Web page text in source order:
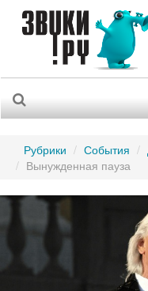
Рубрики События
Вынужденная пауза